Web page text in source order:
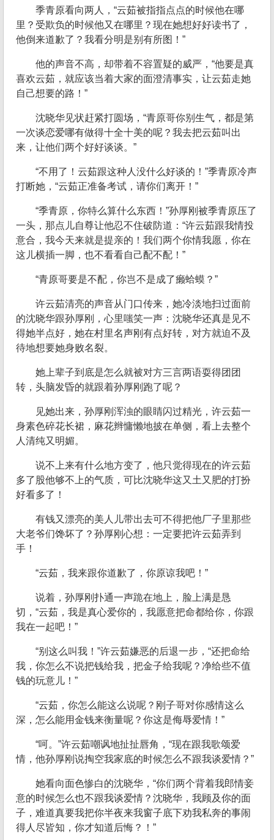
季青原看向两人，“云茹被指指点点的时候他在哪
里？受欺负的时候他又在哪里？现在她想好好读书了，
他倒来道歉了？我看分明是别有所图！”
他的声音不高，却带着不容置疑的威严，“他要是真
喜欢云茹，就应该当着大家的面澄清事实，让云茹走她
自己想要的路！”
沈晓华见状赶紧打圆场，“青原哥你别生气，都是第
一次谈恋爱哪有做得十全十美的呢？我去把云茹叫出
来，让他们两个好好谈谈。”
“不用了！云茹跟这种人没什么好谈的！”季青原冷声
打断她，“云茹正准备考试，请你们离开！”
“季青原，你特么算什么东西！”孙厚刚被季青原压了
一头，那点儿自尊让他忍不住破防道：“许云茹跟我情投
意合，我今天来就是提亲的！我们两个你情我愿，你在
这儿横插一脚，也不看看自己配不配！”
“青原哥要是不配，你岂不是成了癞蛤蟆？”
许云茹清亮的声音从门口传来，她冷淡地扫过面前
的沈晓华跟孙厚刚，心里嗤笑一声：沈晓华还真是见不
得她半点好，她在村里名声刚有点好转，对方就迫不及
待地想要她身败名裂。
她上辈子到底是怎么就被对方三言两语耍得团团
转，头脑发昏的就跟着孙厚刚跑了呢？
见她出来，孙厚刚浑浊的眼睛闪过精光，许云茹一
身素色碎花长裙，麻花辫慵懒地披在单侧，看上去整个
人清纯又明媚。
说不上来有什么地方变了，他只觉得现在的许云茹
多了股他够不上的气质，可比沈晓华这又土又肥的打扮
好看多了！
有钱又漂亮的美人儿带出去可不得把他厂子里那些
大老爷们馋坏了？孙厚刚心想：一定要把许云茹弄到
手！
“云茹，我来跟你道歉了，你原谅我吧！”
说着，孙厚刚扑通一声跪在地上，脸上满是恳
切，“云茹，我是真心爱你的，我愿意把命都给你，你跟
我在一起吧！”
“别这么叫我！”许云茹嫌恶的后退一步，“还把命给
我，你怎么不说把钱给我，把金子给我呢？净给些不值
钱的玩意儿！”
“云茹，你怎么能这么说呢？刚子哥对你感情这么
深，怎么能用金钱来衡量呢？你这是侮辱爱情！”
“呵。”许云茹嘲讽地扯扯唇角，“现在跟我歌颂爱
情，他孙厚刚说掏空我家底的时候怎么不跟我谈爱情？”
她看向面色惨白的沈晓华，“你们两个背着我郎情妾
意的时候怎么也不跟我谈爱情？沈晓华，我顾及你的面
子，难道真要我把你半夜来我窗子底下劝我私奔的事闹
得人尽皆知，你才知道后悔？！”